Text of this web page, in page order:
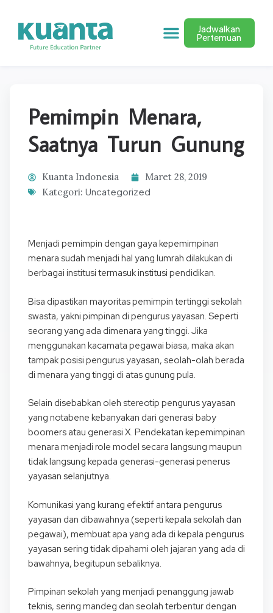
Jadwalkan
Pertemuan
Pemimpin Menara,
Saatnya Turun Gunung
Kuanta Indonesia
Maret 28, 2019
Kategori: Uncategorized
Menjadi pemimpin dengan gaya kepemimpinan
menara sudah menjadi hal yang lumrah dilakukan di
berbagai institusi termasuk institusi pendidikan.
Bisa dipastikan mayoritas pemimpin tertinggi sekolah
swasta, yakni pimpinan di pengurus yayasan. Seperti
seorang yang ada dimenara yang tinggi. Jika
menggunakan kacamata pegawai biasa, maka akan
tampak posisi pengurus yayasan, seolah-olah berada
di menara yang tinggi di atas gunung pula.
Selain disebabkan oleh stereotip pengurus yayasan
yang notabene kebanyakan dari generasi baby
boomers atau generasi X. Pendekatan kepemimpinan
menara menjadi role model secara langsung maupun
tidak langsung kepada generasi-generasi penerus
yayasan selanjutnya.
Komunikasi yang kurang efektif antara pengurus
yayasan dan dibawahnya (seperti kepala sekolah dan
pegawai), membuat apa yang ada di kepala pengurus
yayasan sering tidak dipahami oleh jajaran yang ada di
bawahnya, begitupun sebaliknya.
Pimpinan sekolah yang menjadi penanggung jawab
teknis, sering mandeg dan seolah terbentur dengan